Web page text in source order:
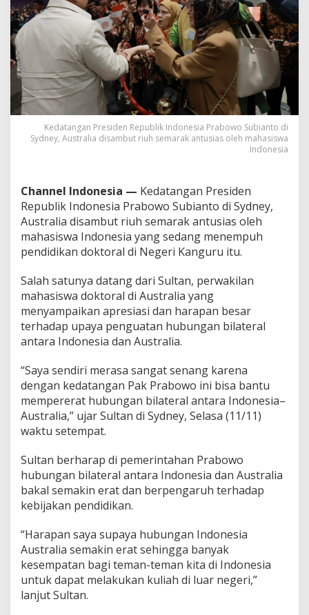
P
r
a
b
o
w
o
B
a
w
a
H
p
a
n
a
r
B
a
i
P
e
d
d
i
k
d
a
n
D
i
o
m
a
s
Kedatangan Presiden Republik Indonesia Prabowo Subianto di
Sydney, Australia disambut riuh semarak antusias oleh mahasiswa
Indonesia
Channel Indonesia — Kedatangan Presiden
Republik Indonesia Prabowo Subianto di Sydney,
Australia disambut riuh semarak antusias oleh
mahasiswa Indonesia yang sedang menempuh
pendidikan doktoral di Negeri Kanguru itu.
Salah satunya datang dari Sultan, perwakilan
mahasiswa doktoral di Australia yang
menyampaikan apresiasi dan harapan besar
terhadap upaya penguatan hubungan bilateral
antara Indonesia dan Australia.
“Saya sendiri merasa sangat senang karena
dengan kedatangan Pak Prabowo ini bisa bantu
mempererat hubungan bilateral antara Indonesia–
Australia,” ujar Sultan di Sydney, Selasa (11/11)
waktu setempat.
Sultan berharap di pemerintahan Prabowo
hubungan bilateral antara Indonesia dan Australia
bakal semakin erat dan berpengaruh terhadap
kebijakan pendidikan.
“Harapan saya supaya hubungan Indonesia
Australia semakin erat sehingga banyak
kesempatan bagi teman-teman kita di Indonesia
untuk dapat melakukan kuliah di luar negeri,”
lanjut Sultan.